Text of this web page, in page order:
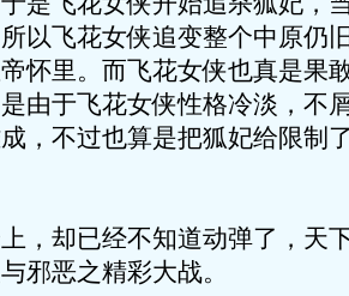
以飞花女侠追变整个中原仍
怀里。而飞花女侠也真是果
由于飞花女侠性格冷淡，不
，不过也算是把狐妃给限制
，却已经不知道动弹了，天
邪恶之精彩大战。